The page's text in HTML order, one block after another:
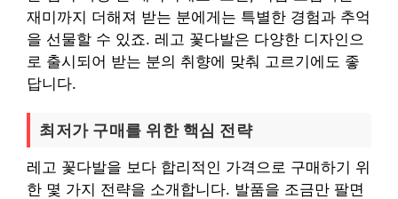
재미까지 더해져 받는 분에게는 특별한 경험과 추억
을 선물할 수 있죠. 레고 꽃다발은 다양한 디자인으
로 출시되어 받는 분의 취향에 맞춰 고르기에도 좋
답니다.
최저가 구매를 위한 핵심 전략
레고 꽃다발을 보다 합리적인 가격으로 구매하기 위
한 몇 가지 전략을 소개합니다. 발품을 조금만 팔면